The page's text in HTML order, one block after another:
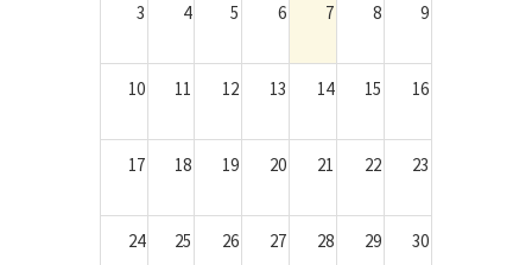
3 4 5 6 7 8 9
10 11 12 13 14 15 16
17 18 19 20 21 22 23
24 25 26 27 28 29 30